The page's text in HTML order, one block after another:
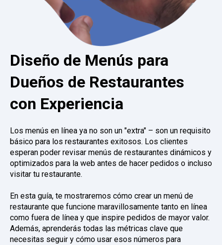
Diseño de Menús para
Dueños de Restaurantes
con Experiencia
Los menús en línea ya no son un "extra" – son un requisito
básico para los restaurantes exitosos. Los clientes
esperan poder revisar menús de restaurantes dinámicos y
optimizados para la web antes de hacer pedidos o incluso
visitar tu restaurante.
En esta guía, te mostraremos cómo crear un menú de
restaurante que funcione maravillosamente tanto en línea
como fuera de línea y que inspire pedidos de mayor valor.
Además, aprenderás todas las métricas clave que
necesitas seguir y cómo usar esos números para